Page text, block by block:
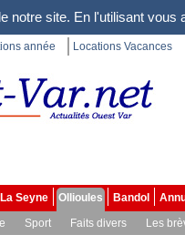
notre site. En l'utilisant vous
année Locations Vacances
La Seyne Ollioules Bandol
Sport Faits divers Les